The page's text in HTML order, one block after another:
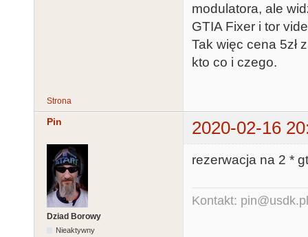
modulatora, ale
GTIA Fixer i tor
Tak więc cena 5zł
kto co i czego.
Strona
Pin 2020-02-16
Dziad Borowy
Nieaktywny
rezerwacja na 2 *
Kontakt: pin@usdk.pl